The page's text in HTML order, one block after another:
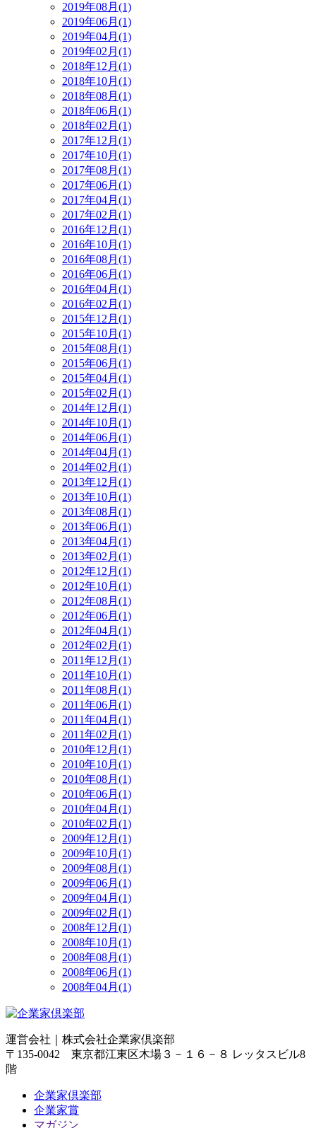
2019年08月(1)
2019年06月(1)
2019年04月(1)
2019年02月(1)
2018年12月(1)
2018年10月(1)
2018年08月(1)
2018年06月(1)
2018年02月(1)
2017年12月(1)
2017年10月(1)
2017年08月(1)
2017年06月(1)
2017年04月(1)
2017年02月(1)
2016年12月(1)
2016年10月(1)
2016年08月(1)
2016年06月(1)
2016年04月(1)
2016年02月(1)
2015年12月(1)
2015年10月(1)
2015年08月(1)
2015年06月(1)
2015年04月(1)
2015年02月(1)
2014年12月(1)
2014年10月(1)
2014年06月(1)
2014年04月(1)
2014年02月(1)
2013年12月(1)
2013年10月(1)
2013年08月(1)
2013年06月(1)
2013年04月(1)
2013年02月(1)
2012年12月(1)
2012年10月(1)
2012年08月(1)
2012年06月(1)
2012年04月(1)
2012年02月(1)
2011年12月(1)
2011年10月(1)
2011年08月(1)
2011年06月(1)
2011年04月(1)
2011年02月(1)
2010年12月(1)
2010年10月(1)
2010年08月(1)
2010年06月(1)
2010年04月(1)
2010年02月(1)
2009年12月(1)
2009年10月(1)
2009年08月(1)
2009年06月(1)
2009年04月(1)
2009年02月(1)
2008年12月(1)
2008年10月(1)
2008年08月(1)
2008年06月(1)
2008年04月(1)
運営会社｜ 株式会社企業家倶楽部
〒135-0042 東京都江東区木場３－１６－８ レッタスビル8
階
企業家倶楽部
企業家賞
マガジン